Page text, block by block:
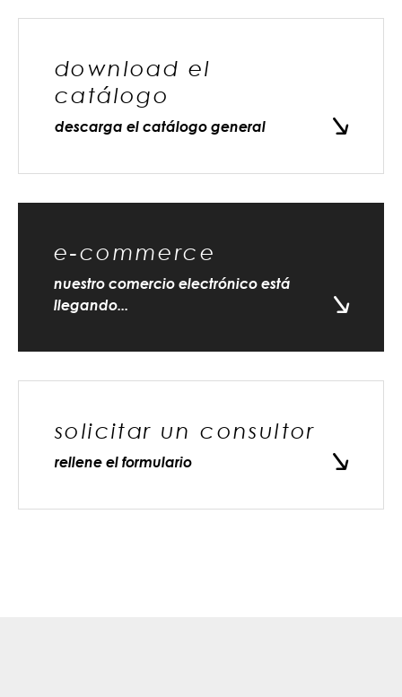
download el
catálogo
descarga el catálogo general
e-commerce
nuestro comercio electrónico está
llegando...
solicitar un consultor
rellene el formulario